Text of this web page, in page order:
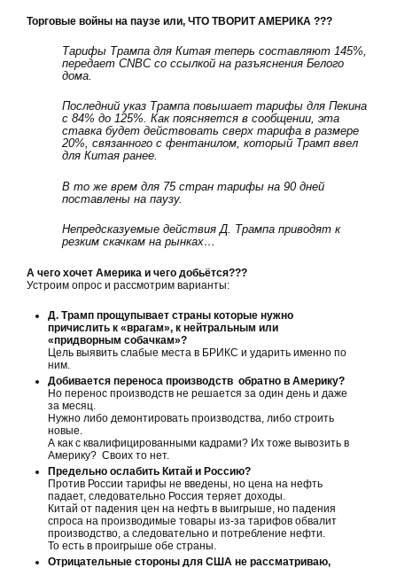
Торговые войны на паузе или, ЧТО ТВОРИТ АМЕРИКА ???
Тарифы Трампа для Китая теперь составляют 145%,
передает CNBC со ссылкой на разъяснения Белого
дома.
Последний указ Трампа повышает тарифы для Пекина
с 84% до 125%. Как поясняется в сообщении, эта
ставка будет действовать сверх тарифа в размере
20%, связанного с фентанилом, который Трамп ввел
для Китая ранее.
В то же врем для 75 стран тарифы на 90 дней
поставлены на паузу.
Непредсказуемые действия Д. Трампа приводят к
резким скачкам на рынках…
А чего хочет Америка и чего добьётся???
Устроим опрос и рассмотрим варианты:
Д. Трамп прощупывает страны которые нужно
причислить к «врагам», к нейтральным или
«придворным собачкам»?
Цель выявить слабые места в БРИКС и ударить именно по
ним.
Добивается переноса производств обратно в Америку?
Но перенос производств не решается за один день и даже
за месяц.
Нужно либо демонтировать производства, либо строить
новые.
А как с квалифицированными кадрами? Их тоже вывозить в
Америку? Своих то нет.
Предельно ослабить Китай и Россию?
Против России тарифы не введены, но цена на нефть
падает, следовательно Россия теряет доходы.
Китай от падения цен на нефть в выигрыше, но падения
спроса на производимые товары из-за тарифов обвалит
производство, а следовательно и потребление нефти.
То есть в проигрыше обе страны.
Отрицательные стороны для США не рассматриваю,